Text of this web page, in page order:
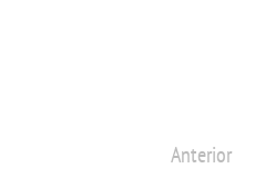
Anterior